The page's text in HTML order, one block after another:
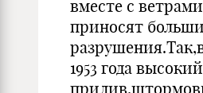
вместе с
приносят
1953 года высокий